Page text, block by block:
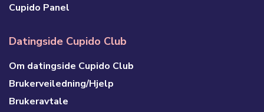
Cupido Panel
Datingside Cupido Club
Om datingside Cupido Club
Brukerveiledning/Hjelp
Brukeravtale